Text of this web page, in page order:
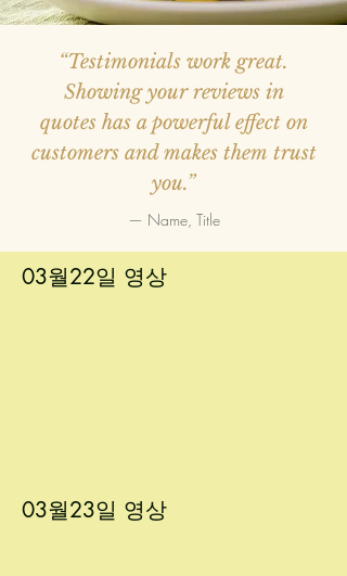
“Testimonials work great.
Showing your reviews in
quotes has a powerful effect on
customers and makes them trust
you.”
— Name, Title
03월22일 영상
03월23일 영상